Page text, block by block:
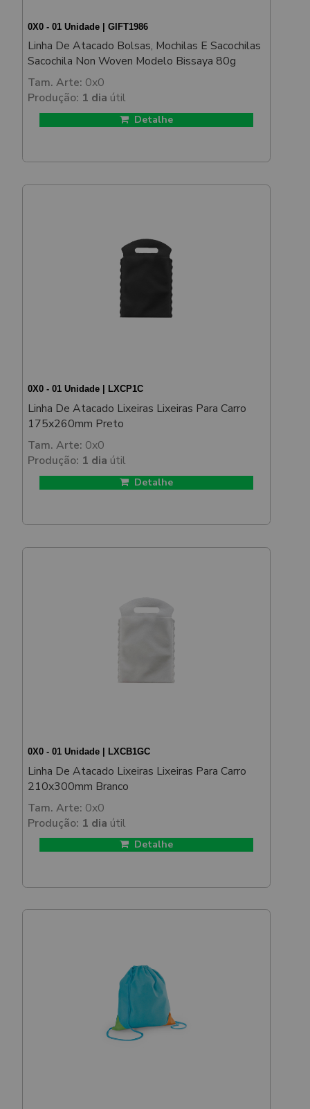
0X0 - 01 Unidade | GIFT1986
Linha De Atacado Bolsas, Mochilas E Sacochilas
Sacochila Non Woven Modelo Bissaya 80g
Tam. Arte: 0x0
Produção: 1 dia útil
Detalhe
0X0 - 01 Unidade | LXCP1C
Linha De Atacado Lixeiras Lixeiras Para Carro
175x260mm Preto
Tam. Arte: 0x0
Produção: 1 dia útil
Detalhe
0X0 - 01 Unidade | LXCB1GC
Linha De Atacado Lixeiras Lixeiras Para Carro
210x300mm Branco
Tam. Arte: 0x0
Produção: 1 dia útil
Detalhe